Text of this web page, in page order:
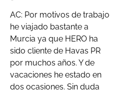
AC: Por motivos de trabajo
he viajado bastante a
Murcia ya que HERO ha
sido cliente de Havas PR
por muchos años. Y de
vacaciones he estado en
dos ocasiones. Sin duda